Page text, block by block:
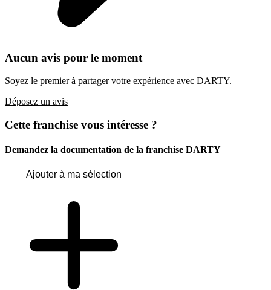
Aucun avis pour le moment
Soyez le premier à partager votre expérience avec DARTY.
Déposez un avis
Cette franchise vous intéresse ?
Demandez la documentation de la franchise DARTY
Ajouter à ma sélection